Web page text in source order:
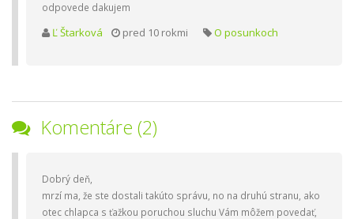
odpovede dakujem
Ľ Štarková pred 10 rokmi O posunkoch
Komentáre (2)
Dobrý deň,
mrzí ma, že ste dostali takúto správu, no na druhú stranu, ako
otec chlapca s ťažkou poruchou sluchu Vám môžem povedať,